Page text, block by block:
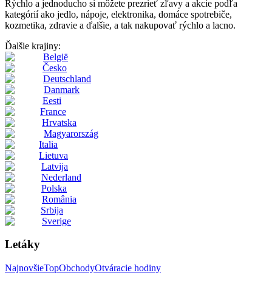
Rýchlo a jednoducho si môžete prezrieť zľavy a akcie podľa
kategórií ako jedlo, nápoje, elektronika, domáce spotrebiče,
kozmetika, zdravie a ďalšie, a tak nakupovať rýchlo a lacno.
Ďalšie krajiny:
België
Česko
Deutschland
Danmark
Eesti
France
Hrvatska
Magyarország
Italia
Lietuva
Latvija
Nederland
Polska
România
Srbija
Sverige
Letáky
NajnovšieTopObchodyOtváracie hodiny